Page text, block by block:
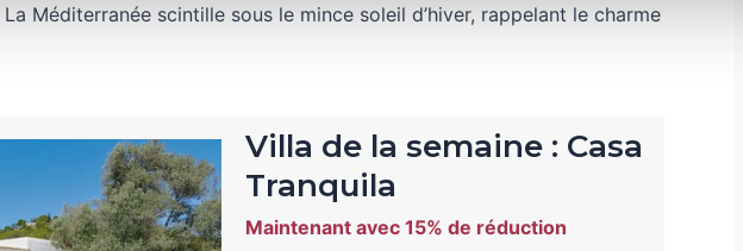
Méditerranée scintille sous le mince soleil d’hiver, rappelant le charme
Villa de la semaine : Casa
Tranquila
Maintenant avec 15% de réduction